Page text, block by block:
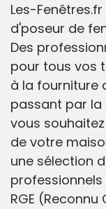
Les-
d'poseur de
Des
pour tous vos
à la fourniture
passant par la
vous
de votre
une sélection
RGE